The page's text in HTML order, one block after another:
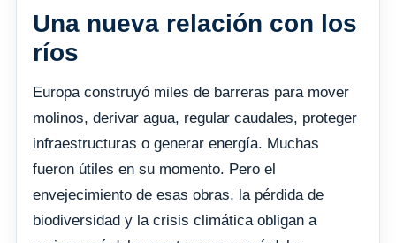
Una nueva relación con los
ríos
Europa construyó miles de barreras para mover
molinos, derivar agua, regular caudales, proteger
infraestructuras o generar energía. Muchas
fueron útiles en su momento. Pero el
envejecimiento de esas obras, la pérdida de
biodiversidad y la crisis climática obligan a